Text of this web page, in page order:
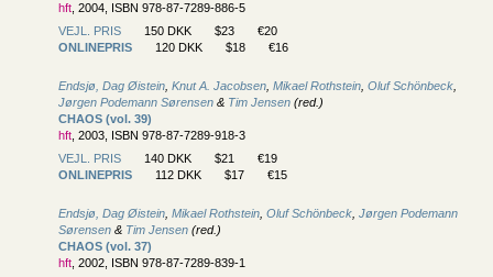
hft , 2004, ISBN 978-87-7289-886-5
VEJL. PRIS
150 DKK $23
€20
ONLINEPRIS
120 DKK $18 €16
Endsjø, Dag Øistein Knut A. Jacobsen Mikael Rothstein Oluf Schönbeck
Jørgen Podemann Sørensen & Tim Jensen (red.)
CHAOS (vol. 39)
hft , 2003, ISBN 978-87-7289-918-3
VEJL. PRIS
140 DKK $21
€19
ONLINEPRIS
112 DKK $17 €15
Endsjø, Dag Øistein Mikael Rothstein Oluf Schönbeck Jørgen Podemann
Sørensen & Tim Jensen (red.)
CHAOS (vol. 37)
hft , 2002, ISBN 978-87-7289-839-1